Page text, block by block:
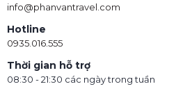
info@phanvantravel.com
Hotline
0935.016.555
Thời gian hỗ trợ
08:30 - 21:30 các ngày trong tuần